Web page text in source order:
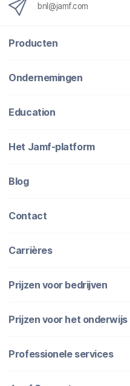
bnl@jamf.com
Producten
Ondernemingen
Education
Het Jamf-platform
Blog
Contact
Carrières
Prijzen voor bedrijven
Prijzen voor het onderwijs
Professionele services